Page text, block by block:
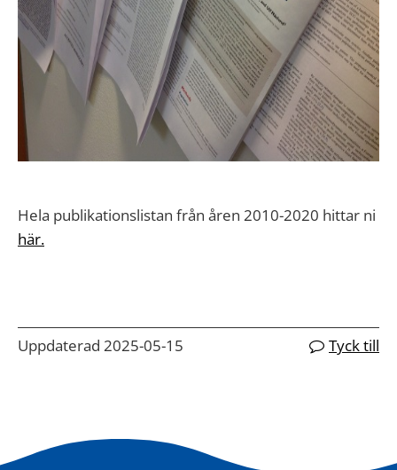
Hela publikationslistan från åren 2010-2020 hittar ni
här.
Uppdaterad 2025-05-15 Tyck till